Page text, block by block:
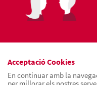
Acceptació Cookies
En continuar amb la